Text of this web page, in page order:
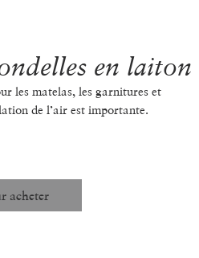
en laiton
les matelas, les garnitures et
de l’air est importante.
acheter